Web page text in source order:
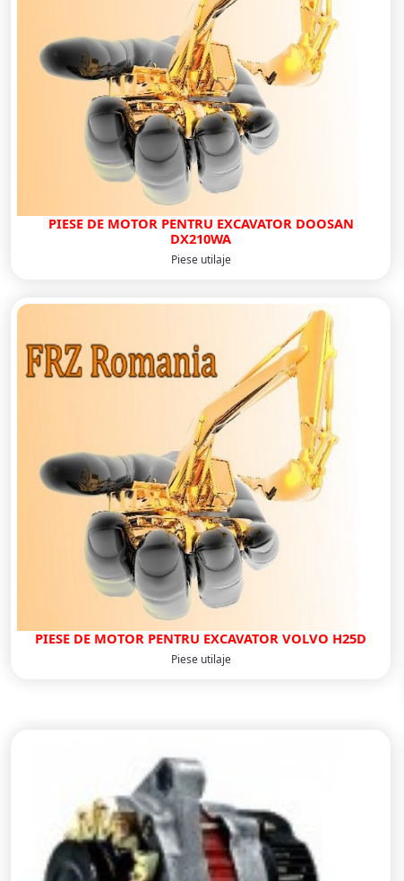
PIESE DE MOTOR PENTRU EXCAVATOR DOOSAN
DX210WA
Piese utilaje
PIESE DE MOTOR PENTRU EXCAVATOR VOLVO H25D
Piese utilaje